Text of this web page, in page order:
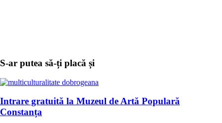
S-ar putea să-ți placă și
Intrare gratuită la Muzeul de Artă Populară
Constanța